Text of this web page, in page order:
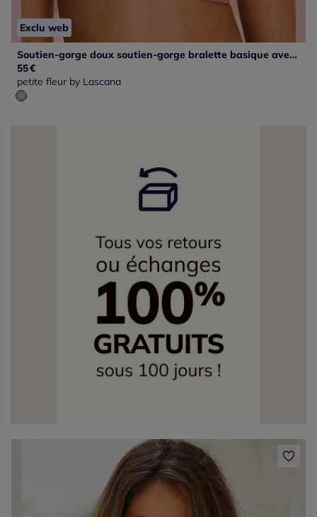
Exclu web
Soutien-gorge doux soutien-gorge bralette basique avec joli bord en dentelle à la coupe high apex
55€
petite fleur by Lascana